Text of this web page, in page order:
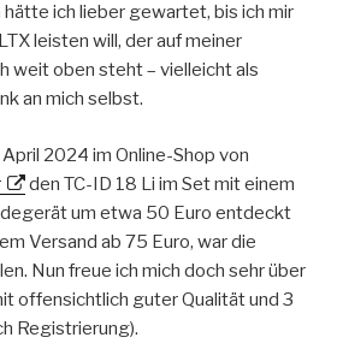
hätte ich lieber gewartet, bis ich mir
leisten will, der auf meiner
weit oben steht – vielleicht als
an mich selbst.
2024 im Online-Shop von
den TC-ID 18 Li im Set mit einem
um etwa 50 Euro entdeckt
Versand ab 75 Euro, war die
Nun freue ich mich doch sehr über
offensichtlich guter Qualität und 3
Registrierung).